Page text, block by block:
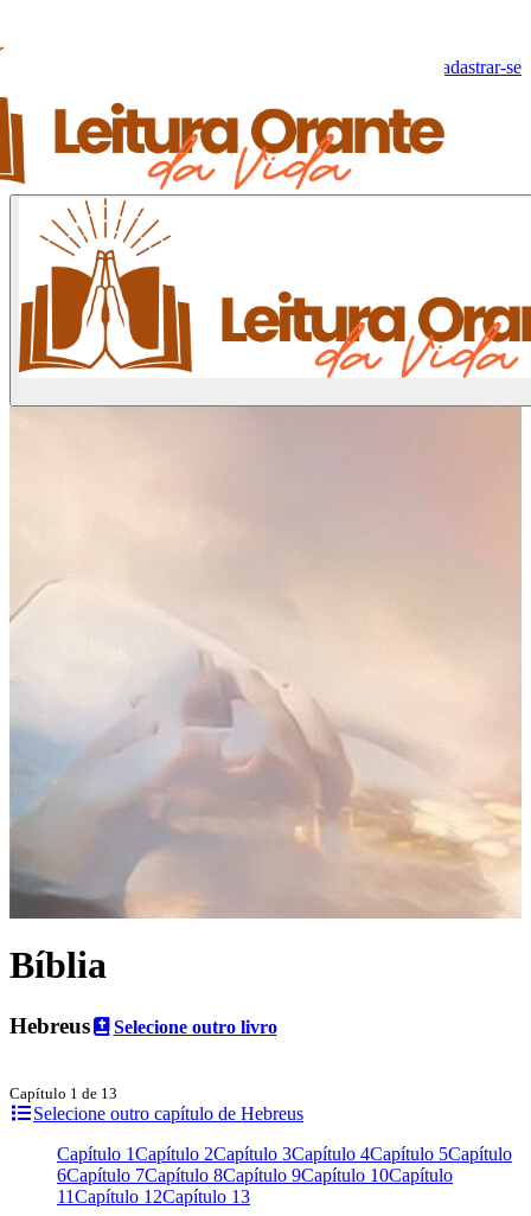
Cadastrar-se
Bíblia
Hebreus Selecione outro livro
Capítulo 1 de 13
Selecione outro capítulo de Hebreus
Capítulo 1Capítulo 2Capítulo 3Capítulo 4Capítulo 5Capítulo
6Capítulo 7Capítulo 8Capítulo 9Capítulo 10Capítulo
11Capítulo 12Capítulo 13